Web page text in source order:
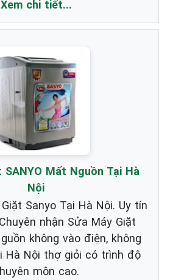
Xem chi tiết...
SANYO Mất Nguồn Tại Hà
Nội
Sanyo Tại Hà Nội. Uy tín
nhận Sửa Máy Giặt
không vào điện, không
Hà Nội thợ giỏi có trình độ
môn cao.